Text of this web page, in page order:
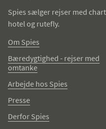
Spies sælger rejser med
hotel og rutefly.
Om Spies
Bæredygtighed - rejser med
omtanke
Arbejde hos Spies
Presse
Derfor Spies